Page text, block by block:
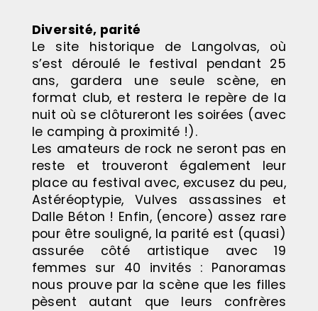
Diversité, parité
Le site historique de Langolvas, où
s’est déroulé le festival pendant 25
ans, gardera une seule scène, en
format club, et restera le repère de la
nuit où se clôtureront les soirées (avec
le camping à proximité !).
Les amateurs de rock ne seront pas en
reste et trouveront également leur
place au festival avec, excusez du peu,
Astéréoptypie, Vulves assassines et
Dalle Béton ! Enfin, (encore) assez rare
pour être souligné, la parité est (quasi)
assurée côté artistique avec 19
femmes sur 40 invités : Panoramas
nous prouve par la scène que les filles
pèsent autant que leurs confrères